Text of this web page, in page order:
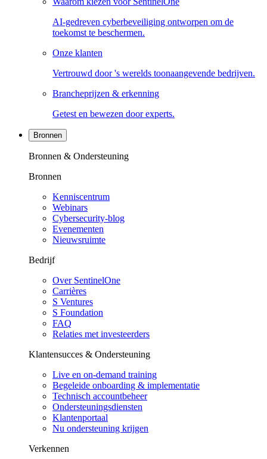
AI-gedreven cyberbeveiliging ontworpen om de
toekomst te beschermen.
Onze klanten
Vertrouwd door 's werelds toonaangevende bedrijven.
Brancheprijzen & erkenning
Getest en bewezen door experts.
Bronnen
Bronnen & Ondersteuning
Bronnen
Kenniscentrum
Webinars
Cybersecurity-blog
Evenementen
Nieuwsruimte
Bedrijf
Over SentinelOne
Carrières
S Ventures
S Foundation
FAQ
Relaties met investeerders
Klantensucces & Ondersteuning
Live en on-demand training
Begeleide onboarding & implementatie
Technisch accountbeheer
Ondersteuningsdiensten
Klantenportaal
Nu ondersteuning krijgen
Verkennen